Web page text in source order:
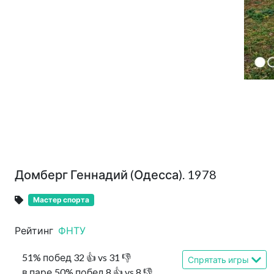
Домберг Геннадий (Одесса). 1978
Мастер спорта
Рейтинг ФНТУ
51% побед 32 👍 vs 31 👎
Спрятать игры